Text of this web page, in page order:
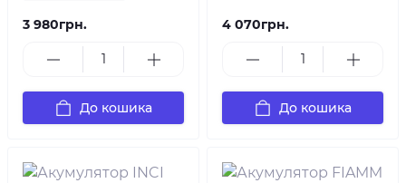
3 980грн.
До кошика
4 070грн.
До кошика